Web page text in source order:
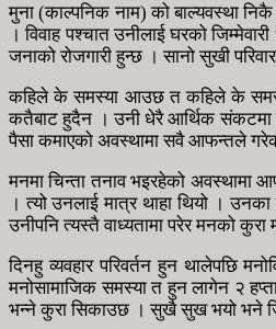
मुना (काल्पनिक नाम) को बाल्यवस्था
। विवाह पश्चात उनीलाई घरको
जनाको रोजगारी हुन्छ । सानो सुखी
कहिले के समस्या आउछ त कहिले के
कतैबाट हुदैन । उनी धेरै आर्थिक संकटमा
पैसा कमाएको अवस्थामा सवै आफन्तले
मनमा चिन्ता तनाव भइरहेको अवस्थामा
। त्यो उनलाई मात्र थाहा थियो ।
उनीपनि त्यस्तै वाध्यतामा परेर मनको
दिनहु व्यवहार परिवर्तन हुन थालेपछि
मनोसामाजिक समस्या त हुन लागेन २
भन्ने कुरा सिकाउछ । सुखै सुख भयो भने